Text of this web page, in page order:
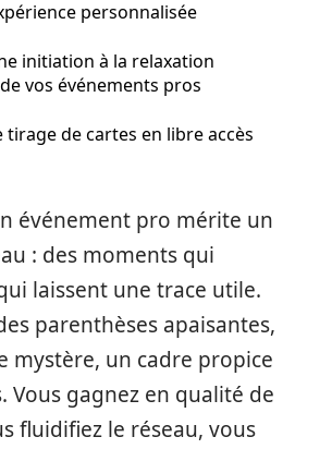
personnalisée
initiation à la relaxation
vos événements pros
tirage de cartes en libre accès
événement pro mérite un
: des moments qui
laissent une trace utile.
parenthèses apaisantes,
mystère, un cadre propice
Vous gagnez en qualité de
fluidifiez le réseau, vous